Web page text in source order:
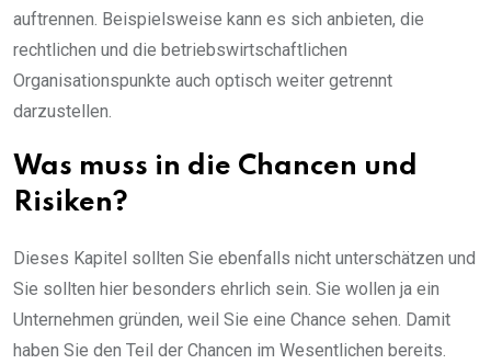
auftrennen. Beispielsweise kann es sich anbieten, die
rechtlichen und die betriebswirtschaftlichen
Organisationspunkte auch optisch weiter getrennt
darzustellen.
Was muss in die Chancen und
Risiken?
Dieses Kapitel sollten Sie ebenfalls nicht unterschätzen und
Sie sollten hier besonders ehrlich sein. Sie wollen ja ein
Unternehmen gründen, weil Sie eine Chance sehen. Damit
haben Sie den Teil der Chancen im Wesentlichen bereits.